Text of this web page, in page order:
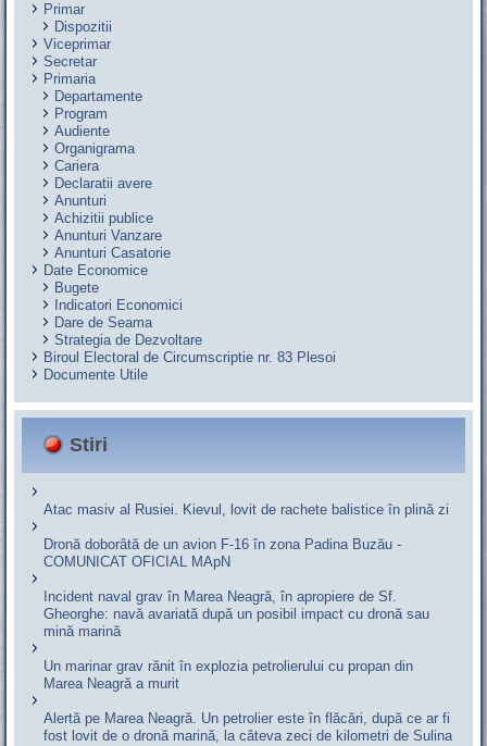
Primar
Dispozitii
Viceprimar
Secretar
Primaria
Departamente
Program
Audiente
Organigrama
Cariera
Declaratii avere
Anunturi
Achizitii publice
Anunturi Vanzare
Anunturi Casatorie
Date Economice
Bugete
Indicatori Economici
Dare de Seama
Strategia de Dezvoltare
Biroul Electoral de Circumscriptie nr. 83 Plesoi
Documente Utile
Stiri
Atac masiv al Rusiei. Kievul, lovit de rachete balistice în plină zi
Dronă doborâtă de un avion F‑16 în zona Padina Buzău -
COMUNICAT OFICIAL MApN
Incident naval grav în Marea Neagră, în apropiere de Sf.
Gheorghe: navă avariată după un posibil impact cu dronă sau
mină marină
Un marinar grav rănit în explozia petrolierului cu propan din
Marea Neagră a murit
Alertă pe Marea Neagră. Un petrolier este în flăcări, după ce ar fi
fost lovit de o dronă marină, la câteva zeci de kilometri de Sulina